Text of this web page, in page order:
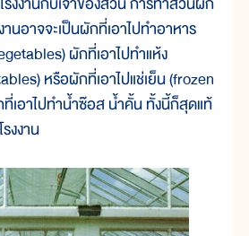
นอาจจะเป็นผักที่เอาไปทำอาหาร
ผักที่เอาไปทำแห้ง
หรือผักที่เอาไปแช่เย็น (frozen
เอาไปทำน้ำซ๊อส น้ำคั้น ทั้งนี้ก็สุดแท้
งงาน